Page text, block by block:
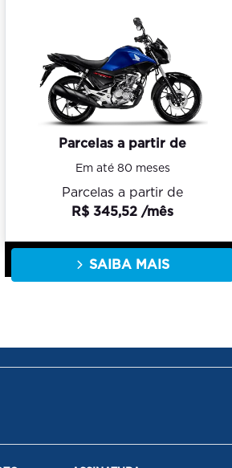
Parcelas a partir de
Em até 80 meses
Parcelas a partir de
R$ 345,52 /mês
SAIBA MAIS